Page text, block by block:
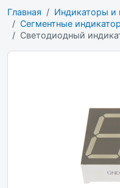
Главная
Индикаторы и
Сегментные
Светодиодный